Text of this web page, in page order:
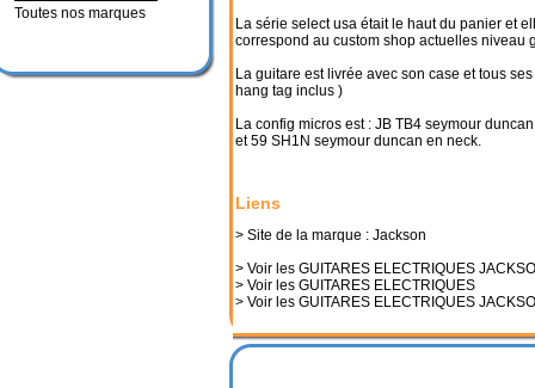
La série select usa était le haut du panier et
correspond au custom shop actuelles niveau
La guitare est livrée avec son case et tous
hang tag inclus )
La config micros est : JB TB4 seymour
et 59 SH1N seymour duncan en neck.
Liens
> Site de la marque : Jackson
> Voir les GUITARES ELECTRIQUES
> Voir les GUITARES ELECTRIQUES
> Voir les GUITARES ELECTRIQUES
Toutes nos marques